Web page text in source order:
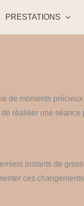
PRESTATIONS
de moments
réaliser une
instants de
ces